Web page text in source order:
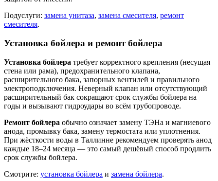
Подуслуги: замена унитаза, замена смесителя, ремонт
смесителя.
Установка бойлера и ремонт бойлера
Установка бойлера требует корректного крепления (несущая
стена или рама), предохранительного клапана,
расширительного бака, запорных вентилей и правильного
электроподключения. Неверный клапан или отсутствующий
расширительный бак сокращают срок службы бойлера на
годы и вызывают гидроудары во всём трубопроводе.
Ремонт бойлера обычно означает замену ТЭНа и магниевого
анода, промывку бака, замену термостата или уплотнения.
При жёсткости воды в Таллинне рекомендуем проверять анод
каждые 18–24 месяца — это самый дешёвый способ продлить
срок службы бойлера.
Смотрите: установка бойлера и замена бойлера.